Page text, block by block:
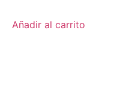
Añadir al carrito